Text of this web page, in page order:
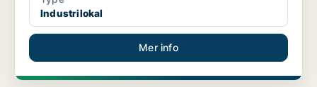
Industrilokal
Mer info